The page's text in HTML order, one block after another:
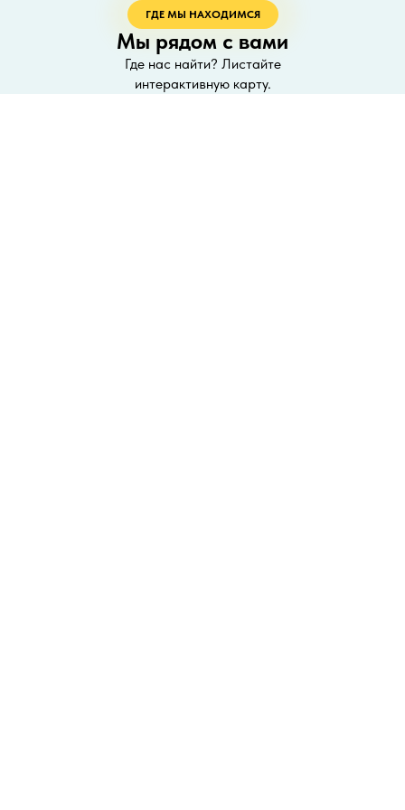
ГДЕ МЫ НАХОДИМСЯ
Мы рядом с вами
Где нас найти? Листайте
интерактивную карту.